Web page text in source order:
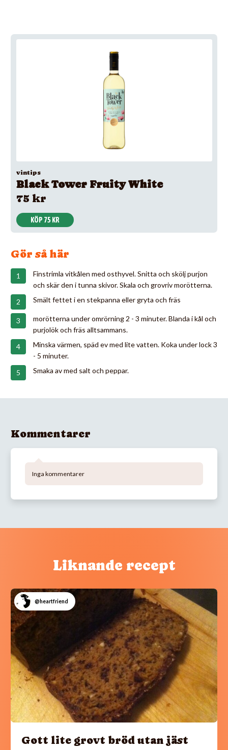
vintips
Black Tower Fruity White
75 kr
KÖP 75 KR
Gör så här
Finstrimla vitkålen med osthyvel. Snitta och skölj purjon
och skär den i tunna skivor. Skala och grovriv morötterna.
Smält fettet i en stekpanna eller gryta och fräs
morötterna under omrörning 2 - 3 minuter. Blanda i kål och
purjolök och fräs alltsammans.
Minska värmen, späd ev med lite vatten. Koka under lock 3
- 5 minuter.
Smaka av med salt och peppar.
Kommentarer
Inga kommentarer
Liknande recept
@heartfriend
Gott lite grovt bröd utan jäst